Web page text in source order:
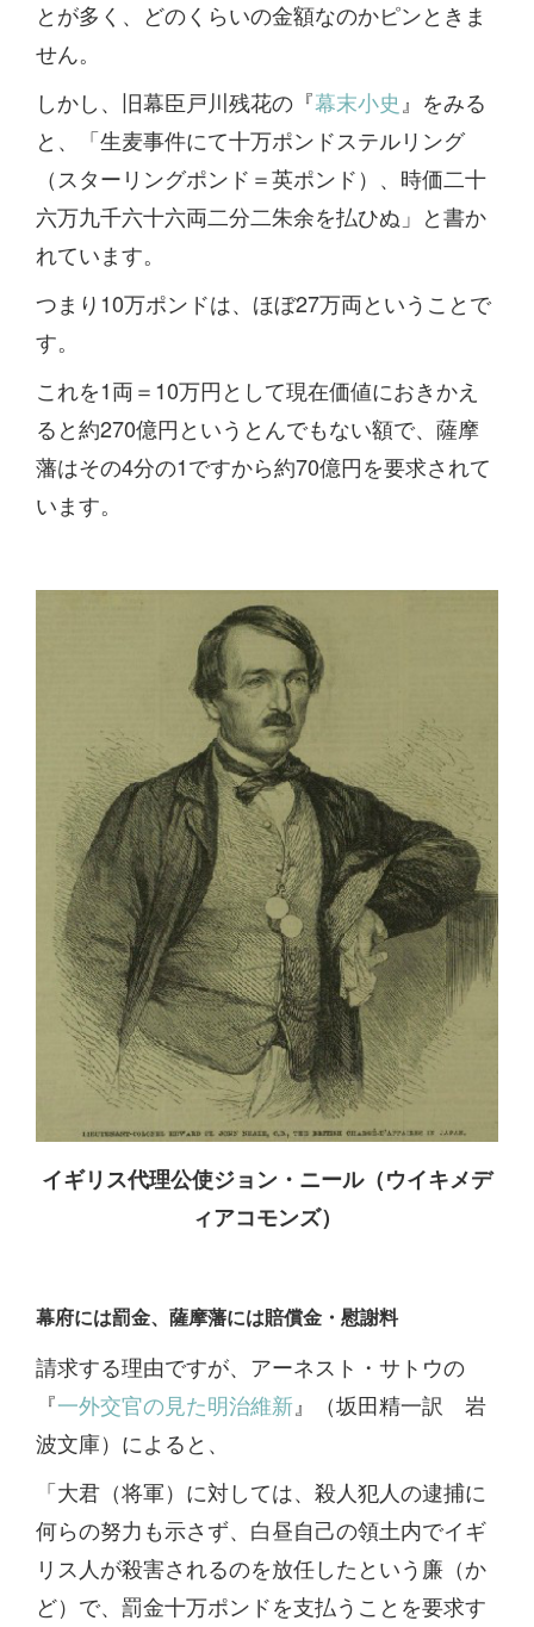
とが多く、どのくらいの金額なのかピンときま
せん。
しかし、旧幕臣戸川残花の『幕末小史』をみる
と、「生麦事件にて十万ポンドステルリング
（スターリングポンド＝英ポンド）、時価二十
六万九千六十六両二分二朱余を払ひぬ」と書か
れています。
つまり10万ポンドは、ほぼ27万両ということで
す。
これを1両＝10万円として現在価値におきかえ
ると約270億円というとんでもない額で、薩摩
藩はその4分の1ですから約70億円を要求されて
います。
イギリス代理公使ジョン・ニール（ウイキメデ
ィアコモンズ）
幕府には罰金、薩摩藩には賠償金・慰謝料
請求する理由ですが、アーネスト・サトウの
『一外交官の見た明治維新』（坂田精一訳 岩
波文庫）によると、
「大君（将軍）に対しては、殺人犯人の逮捕に
何らの努力も示さず、白昼自己の領土内でイギ
リス人が殺害されるのを放任したという廉（か
ど）で、罰金十万ポンドを支払うことを要求す